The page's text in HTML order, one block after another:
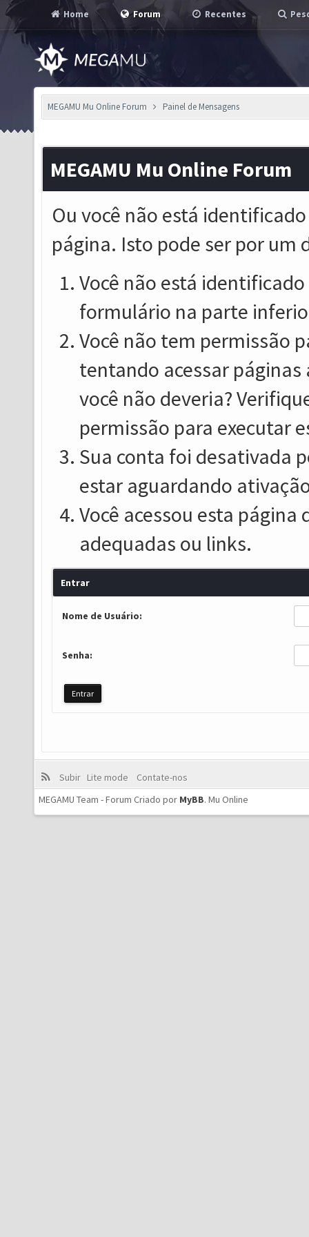
Home Forum Recentes
MEGAMU Mu Online Forum Painel de Mensagens
MEGAMU Mu Online Forum
Ou você não está
página. Isto pode ser por um
Você não está
formulário na parte
Você não tem permissão
tentando acessar
você não deveria?
permissão para executar
Sua conta foi desativada
estar aguardando
Você acessou esta
adequadas ou links.
Entrar
Nome de Usuário:
Senha:
Subir Lite mode
Contate-nos
MEGAMU Team - Forum Criado por MyBB. Mu Online